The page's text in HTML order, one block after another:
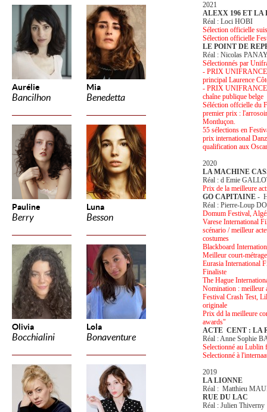
Aurélie
Bancilhon
Mia
Benedetta
Pauline
Berry
Luna
Besson
Olivia
Bocchialini
Lola
Bonaventure
2021
ALEXX 196 ET LA
Réal : Loci HOBI
Sélection officielle
Sélection officielle
LE POINT DE
Réal : Nicolas
Sélectionnés par
- PRIX
principal Laurence
- PRIX UNIFRANCE
chaîne publique belge
Séléction offcielle du
premier prix :
Montluçon.
55 sélections en
prix international
qualification aux
2020
LA MACHINE
Réal : d Emie
Prix de la meilleure
GO CAPITAINE -
Réal : Pierre-Loup
Domum Festival,
Varese International
scénario / meilleur
costumes
Blackboard
Meilleur court-métrage
Eurasia International
Finaliste
The Hague
Nomination : meilleur
Festival Crash Test,
originale
Prix dd la meilleure
awards"
ACTE CENT : LA
Réal : Anne Sophie
Selectionné au Lublin
Selectionné à
2019
LA LIONNE
Réal : Matthieu
RUE DU LAC
Réal : Julien Thiverny